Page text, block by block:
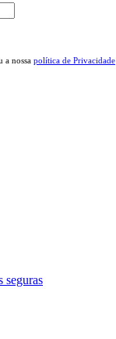
a nossa política de Privacidade
seguras